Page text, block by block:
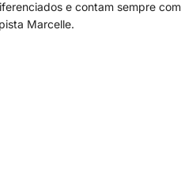
e contam sempre com
Marcelle.